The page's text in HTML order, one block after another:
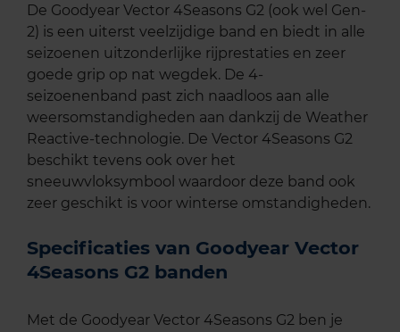
De Goodyear Vector 4Seasons G2 (ook wel Gen-
2) is een uiterst veelzijdige band en biedt in alle
seizoenen uitzonderlijke rijprestaties en zeer
goede grip op nat wegdek. De 4-
seizoenenband past zich naadloos aan alle
weersomstandigheden aan dankzij de Weather
Reactive-technologie. De Vector 4Seasons G2
beschikt tevens ook over het
sneeuwvloksymbool waardoor deze band ook
zeer geschikt is voor winterse omstandigheden.
Specificaties van Goodyear Vector
4Seasons G2 banden
Met de Goodyear Vector 4Seasons G2 ben je